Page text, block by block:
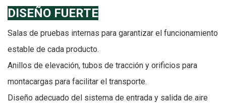
DISEÑO FUERTE
Salas de pruebas internas para garantizar el funcionamiento
estable de cada producto.
Anillos de elevación, tubos de tracción y orificios para
montacargas para facilitar el transporte.
Diseño adecuado del sistema de entrada y salida de aire